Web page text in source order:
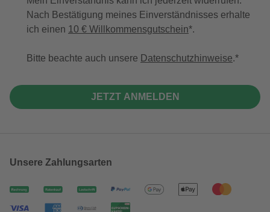
Nach Bestätigung meines Einverständnisses erhalte
ich einen 10 € Willkommensgutschein*.
Bitte beachte auch unsere Datenschutzhinweise.
JETZT ANMELDEN
Unsere Zahlungsarten